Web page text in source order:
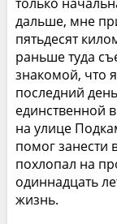
только
дальше, мне
пятьдесят
раньше туда
знакомой, что
последний
единственной
на улице
помог занести
похлопал на
одиннадцать
жизнь.